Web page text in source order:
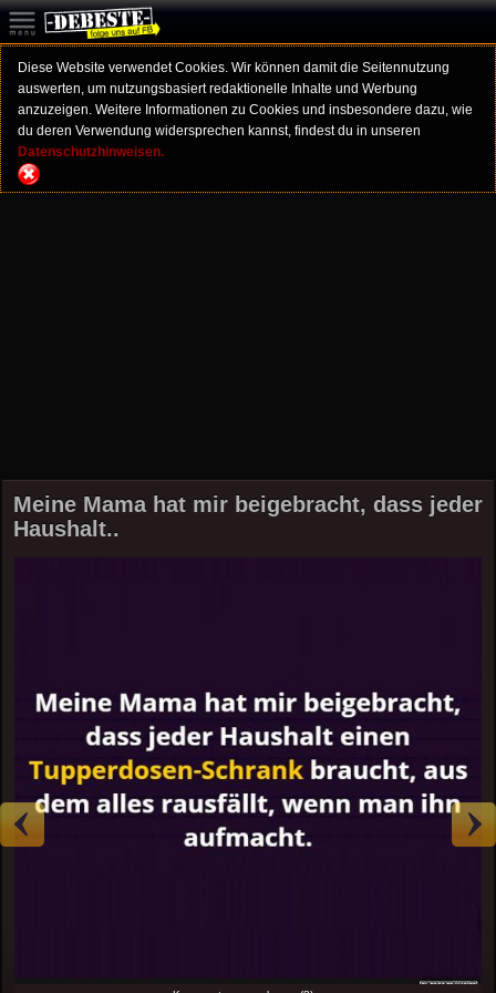
Diese Website verwendet Cookies. Wir können damit die Seitennutzung
auswerten, um nutzungsbasiert redaktionelle Inhalte und Werbung
anzuzeigen. Weitere Informationen zu Cookies und insbesondere dazu, wie
du deren Verwendung widersprechen kannst, findest du in unseren
Datenschutzhinweisen.
Meine Mama hat mir beigebracht, dass jeder
Haushalt..